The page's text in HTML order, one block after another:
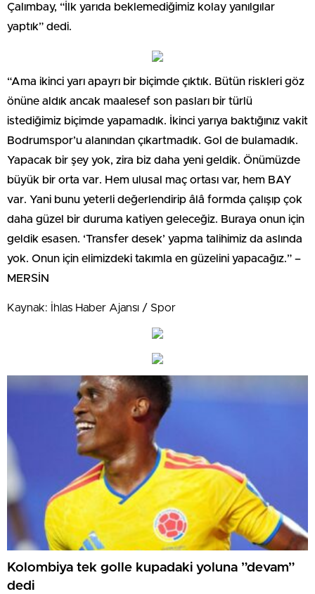
Çalımbay, “İlk yarıda beklemediğimiz kolay yanılgılar
yaptık” dedi.
“Ama ikinci yarı apayrı bir biçimde çıktık. Bütün riskleri göz
önüne aldık ancak maalesef son pasları bir türlü
istediğimiz biçimde yapamadık. İkinci yarıya baktığınız vakit
Bodrumspor’u alanından çıkartmadık. Gol de bulamadık.
Yapacak bir şey yok, zira biz daha yeni geldik. Önümüzde
büyük bir orta var. Hem ulusal maç ortası var, hem BAY
var. Yani bunu yeterli değerlendirip âlâ formda çalışıp çok
daha güzel bir duruma katiyen geleceğiz. Buraya onun için
geldik esasen. ‘Transfer desek’ yapma talihimiz da aslında
yok. Onun için elimizdeki takımla en güzelini yapacağız.” –
MERSİN
Kaynak: İhlas Haber Ajansı / Spor
Kolombiya tek golle kupadaki yoluna ”devam”
dedi